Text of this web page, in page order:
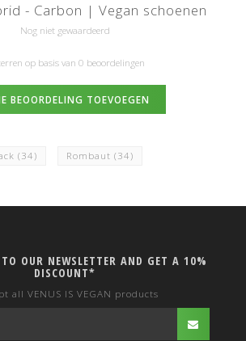
- Carbon | Vegan schoenen
Nog niet gewaardeerd
op basis van 0 beoordelingen
BEOORDELING TOEVOEGEN
(34) Rombaut (34)
OUR NEWSLETTER AND GET A 10%
DISCOUNT*
all VENUS IS VEGAN products